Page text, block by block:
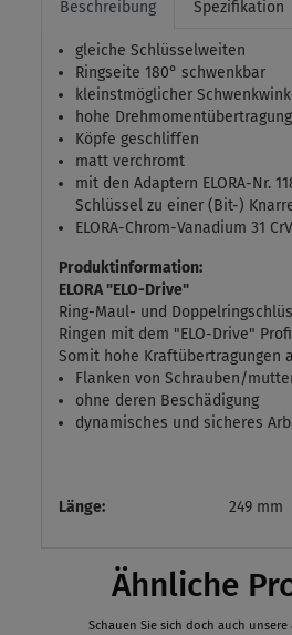
Beschreibung Spezifikation
gleiche Schlüsselweiten
Ringseite 180° schwenkbar
kleinstmöglicher
hohe Drehmomentübertragung
Köpfe geschliffen
matt verchromt
mit den Adaptern ELORA-Nr.
Schlüssel zu einer (Bit-)
ELORA-Chrom-Vanadium 31
Produktinformation:
ELORA "ELO-Drive"
Ring-Maul- und
Ringen mit dem "ELO-Drive"
Somit hohe Kraftübertragungen
Flanken von Schrauben/
ohne deren Beschädigung
dynamisches und sicheres
Länge: 249 mm
Ähnliche
Schauen Sie sich doch auch